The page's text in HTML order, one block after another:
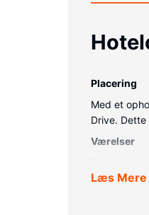
Placering
Med et
Drive.
Værelser
kan du altid
Læs Mere